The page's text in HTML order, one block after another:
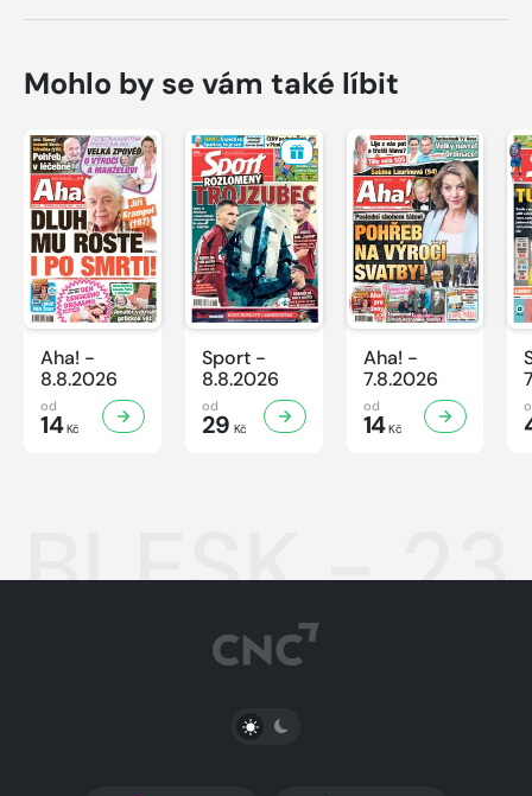
Mohlo by se vám také líbit
Aha! -
8.8.2026
od
14Kč
Sport -
8.8.2026
od
29 Kč
Aha! -
7.8.2026
od
14Kč
BLESK -
PŘEPNOUT SVĚTLÝ/TMAVÝ REŽIM